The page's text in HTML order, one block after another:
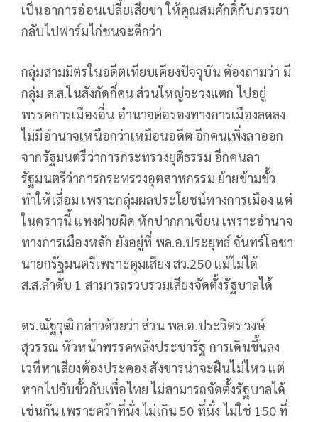
เป็นอาการอ่อนเปลี้ยเสียขา ให้คุณสมศักดิ์กับภรรยา
กลับไปฟาร์มไก่ชนจะดีกว่า
กลุ่มสามมิตรในอดีตเทียบเคียงปัจจุบัน ต้องถามว่า มี
กลุ่ม ส.ส.ในสังกัดกี่คน ส่วนใหญ่จะวงแตก ไปอยู่
พรรคการเมืองอื่น อำนาจต่อรองทางการเมืองลดลง
ไม่มีอำนาจเหนือกว่าเหมือนอดีต อีกคนเพิ่งลาออก
จากรัฐมนตรีว่าการกระทรวงยุติธรรม อีกคนลา
รัฐมนตรีว่าการกระทรวงอุตสาหกรรม ย้ายข้ามขั้ว
ทำให้เสื่อม เพราะกลุ่มผลประโยชน์ทางการเมือง แต่
ในคราวนี้ แทงฝ่ายผิด หักปากกาเซียน เพราะอำนาจ
ทางการเมืองหลัก ยังอยู่ที่ พล.อ.ประยุทธ์ จันทร์โอชา
นายกรัฐมนตรีเพราะคุมเสียง สว.250 แม้ไม่ได้
ส.ส.ลำดับ 1 สามารถรวบรวมเสียงจัดตั้งรัฐบาลได้
ดร.ณัฐวุฒิ กล่าวด้วยว่า ส่วน พล.อ.ประวิตร วงษ์
สุวรรณ หัวหน้าพรรคพลังประชารัฐ การเดินขึ้นลง
เวทีหาเสียงต้องประคอง สังขารน่าจะฝืนไม่ไหว แต่
หากไปจับขั้วกับเพื่อไทย ไม่สามารถจัดตั้งรัฐบาลได้
เช่นกัน เพราะคว้าที่นั่ง ไม่เกิน 50 ที่นั่ง ไม่ใช่ 150 ที่